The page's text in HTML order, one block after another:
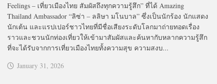
Feelings – เที่ยวเมืองไทย สัมผัสถึงทุกความรู้สึก” ที่ได้ Amazing
Thailand Ambassador “ลิซ่า – ลลิษา มโนบาล” ซึ่งเป็นนักร้อง นักแสดง
นักเต้น และแรปเปอร์ชาวไทยที่มีชื่อเสียงระดับโลกมาถ่ายทอดเรื่อง
ราวและชวนนักท่องเที่ยวให้เข้ามาสัมผัสและค้นหากับหลากความรู้สึก
ที่จะได้รับจากการเที่ยวเมืองไทยทั้งความสุข ความสงบ...
January 31, 2026